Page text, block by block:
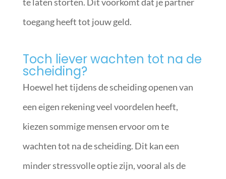
toegang heeft tot jouw geld.
Toch liever wachten tot na de
scheiding?
Hoewel het tijdens de scheiding openen van
een eigen rekening veel voordelen heeft,
kiezen sommige mensen ervoor om te
wachten tot na de scheiding. Dit kan een
minder stressvolle optie zijn, vooral als de